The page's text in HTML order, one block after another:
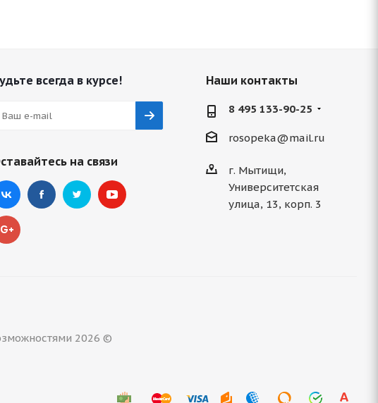
всегда в курсе!
на связи
Наши контакты
8 495 133-90-25
rosopeka@mail.ru
г. Мытищи,
Университетская
улица, 13, корп. 3
2026 ©